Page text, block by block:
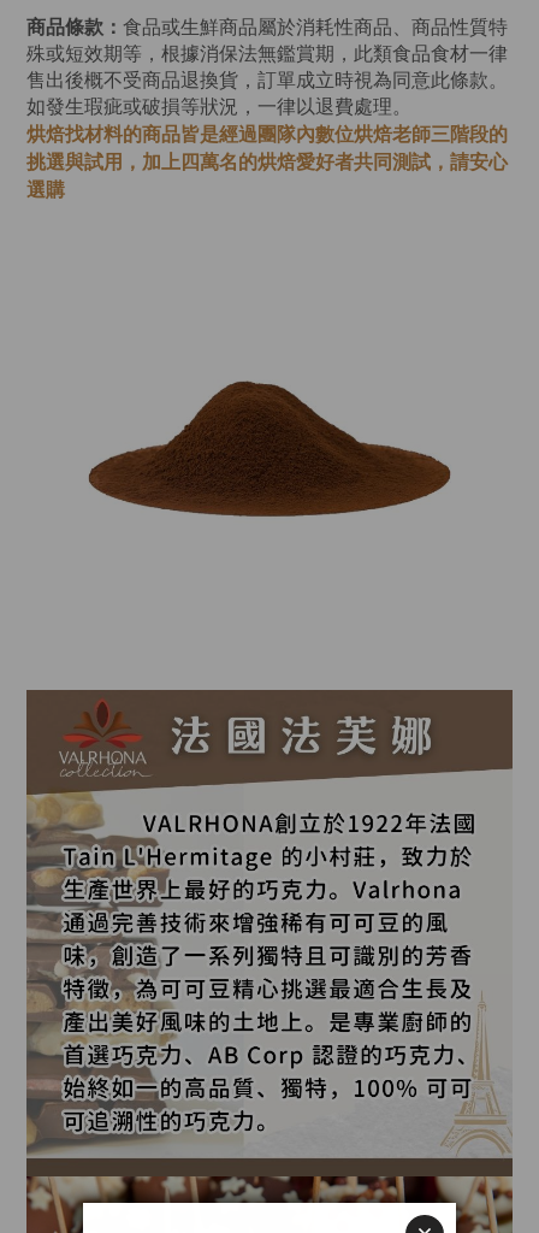
商品條款： 食品或生鮮商品屬於消耗性商品、商品性質特
殊或短效期等，根據消保法無鑑賞期，此類食品食材一律
售出後概不受商品退換貨，訂單成立時視為同意此條款。
如發生瑕疵或破損等狀況，一律以退費處理。
烘焙找材料的商品皆是經過團隊內數位烘焙老師三階段的
挑選與試用，加上四萬名的烘焙愛好者共同測試，請安心
選購